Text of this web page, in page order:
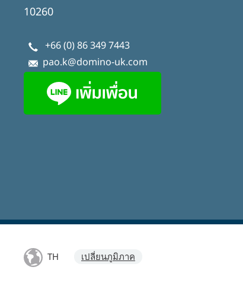
10260
+66 (0) 86 349 7443
pao.k@domino-uk.com
TH เปลี่ยนภูมิภาค